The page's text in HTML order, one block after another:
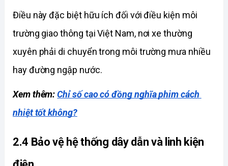
Điều này đặc biệt hữu ích đối với điều kiện môi
trường giao thông tại Việt Nam, nơi xe thường
xuyên phải di chuyển trong môi trường mưa nhiều
hay đường ngập nước.
Xem thêm: Chỉ số cao có đồng nghĩa phim cách
nhiệt tốt không?
2.4 Bảo vệ hệ thống dây dẫn và linh kiện